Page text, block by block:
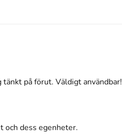
på förut. Väldigt användbar!
och dess egenheter.